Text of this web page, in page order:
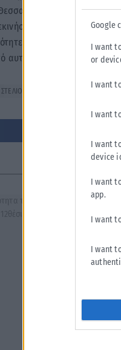
Google
I want
or
I want
I want
I want
device
I want
app.
I want
I want
έχει 1.630
τις
Υπάρχει δουλειά
αυτή που παραλάβαμε».
ΣΤΕΛΙΟΣ ΑΓΓΕΛΟΥΔΗΣ